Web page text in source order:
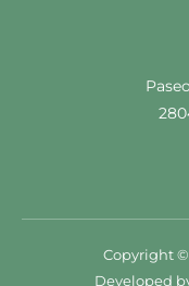
Copyright ©
Developed